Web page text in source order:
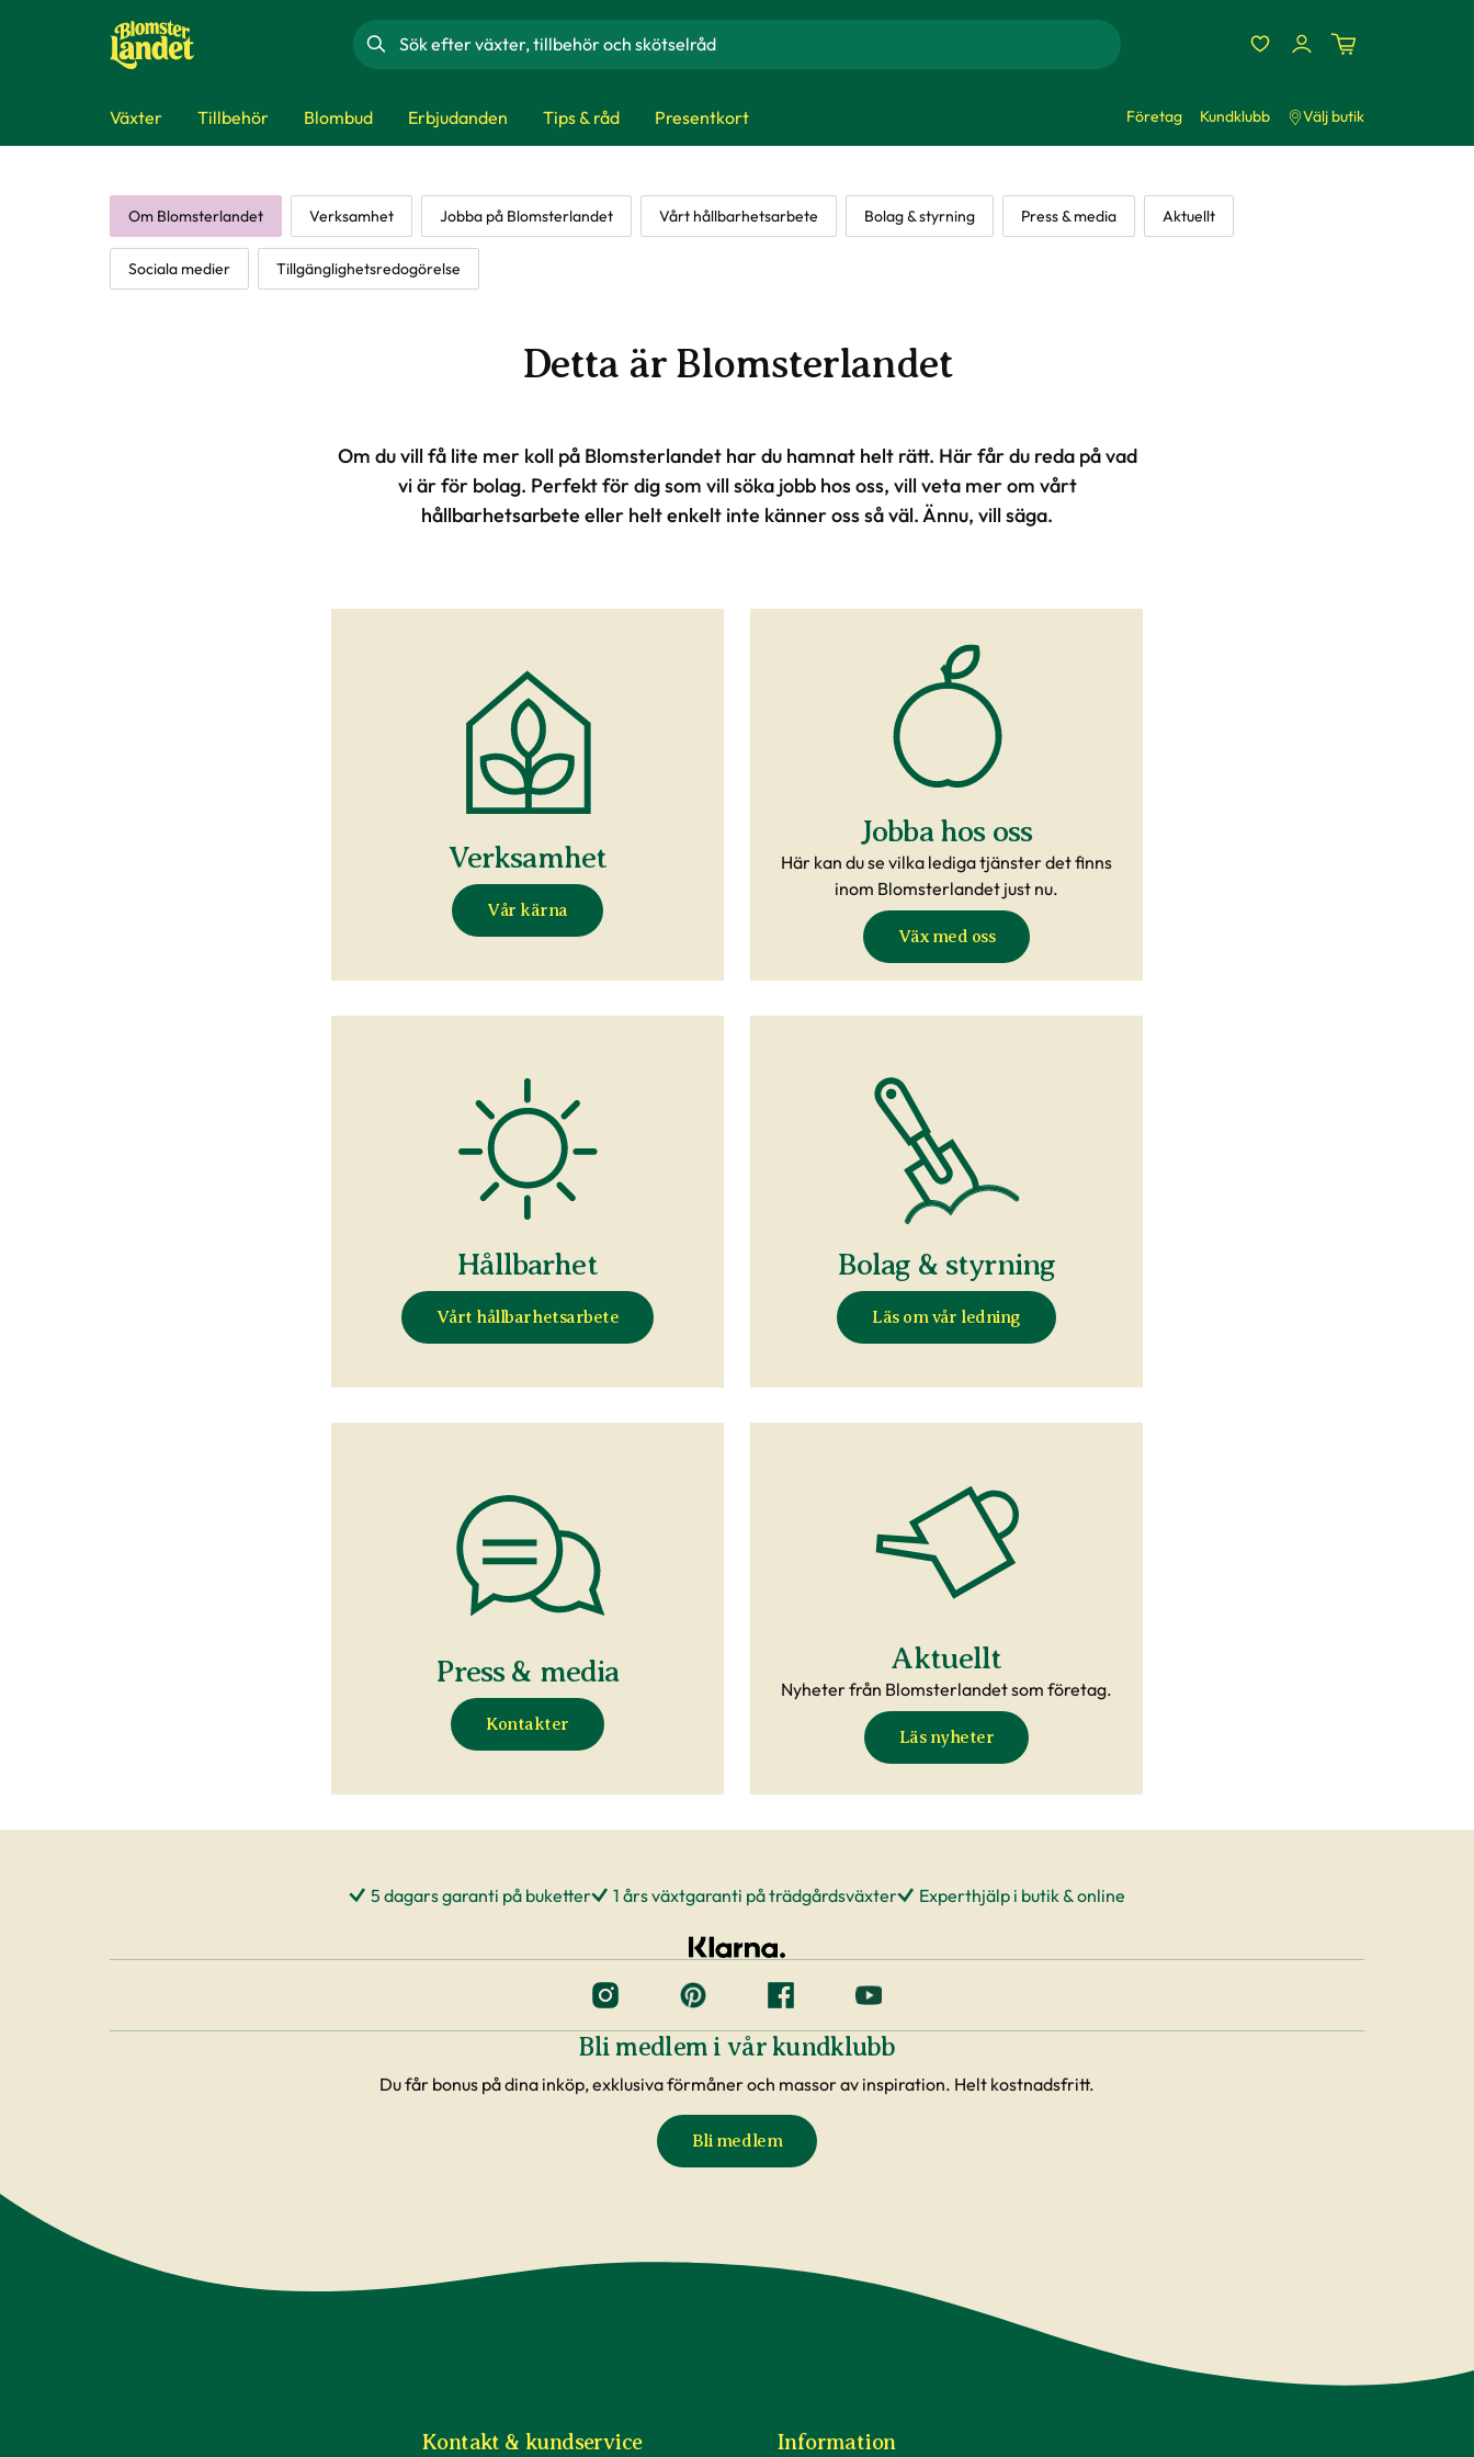
Sök
Växter Tillbehör Blombud Erbjudanden Tips & råd Presentkort Företag Kundklubb Välj butik
Om Blomsterlandet Verksamhet Jobba på Blomsterlandet Vårt hållbarhetsarbete Bolag & styrning Press & media Aktuellt
Sociala medier Tillgänglighetsredogörelse
Detta är Blomsterlandet
Om du vill få lite mer koll på Blomsterlandet har du hamnat helt rätt. Här får du reda på vad
vi är för bolag. Perfekt för dig som vill söka jobb hos oss, vill veta mer om vårt
hållbarhetsarbete eller helt enkelt inte känner oss så väl. Ännu, vill säga.
Verksamhet
Vår kärna
Jobba hos oss
Här kan du se vilka lediga tjänster det finns
inom Blomsterlandet just nu.
Väx med oss
Hållbarhet
Vårt hållbarhetsarbete
Bolag & styrning
Läs om vår ledning
Press & media
Kontakter
Aktuellt
Nyheter från Blomsterlandet som företag.
Läs nyheter
5 dagars garanti på buketter 1 års växtgaranti på trädgårdsväxter Experthjälp i butik & online
Bli medlem i vår kundklubb
Du får bonus på dina inköp, exklusiva förmåner och massor av inspiration. Helt kostnadsfritt.
Bli medlem
Kontakt & kundservice Information